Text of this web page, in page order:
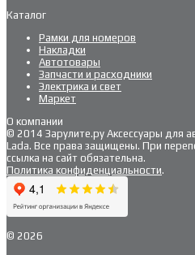
Каталог
Рамки для номеров
Накладки
Автотовары
Запчасти и расходники
Электрика и свет
Маркет
О компании
© 2014 Зарулите.ру Аксессуары для
Lada. Все права защищены. При
ссылка на сайт обязательна.
Политика конфиденциальности.
© 2026